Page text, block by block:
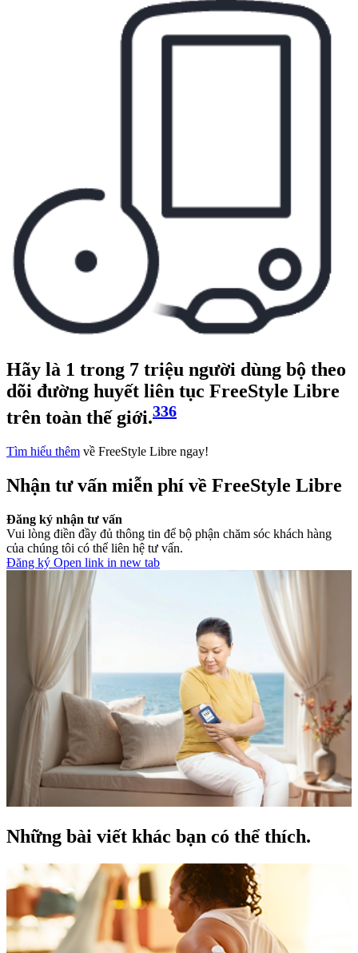
Hãy là 1 trong 7 triệu người dùng bộ theo
dõi đường huyết liên tục FreeStyle Libre
trên toàn thế giới.336
Tìm hiểu thêm về FreeStyle Libre ngay!
Nhận tư vấn miễn phí về FreeStyle Libre
Đăng ký nhận tư vấn
Vui lòng điền đầy đủ thông tin để bộ phận chăm sóc khách hàng
của chúng tôi có thể liên hệ tư vấn.
Đăng ký Open link in new tab
Những bài viết khác bạn có thể thích.